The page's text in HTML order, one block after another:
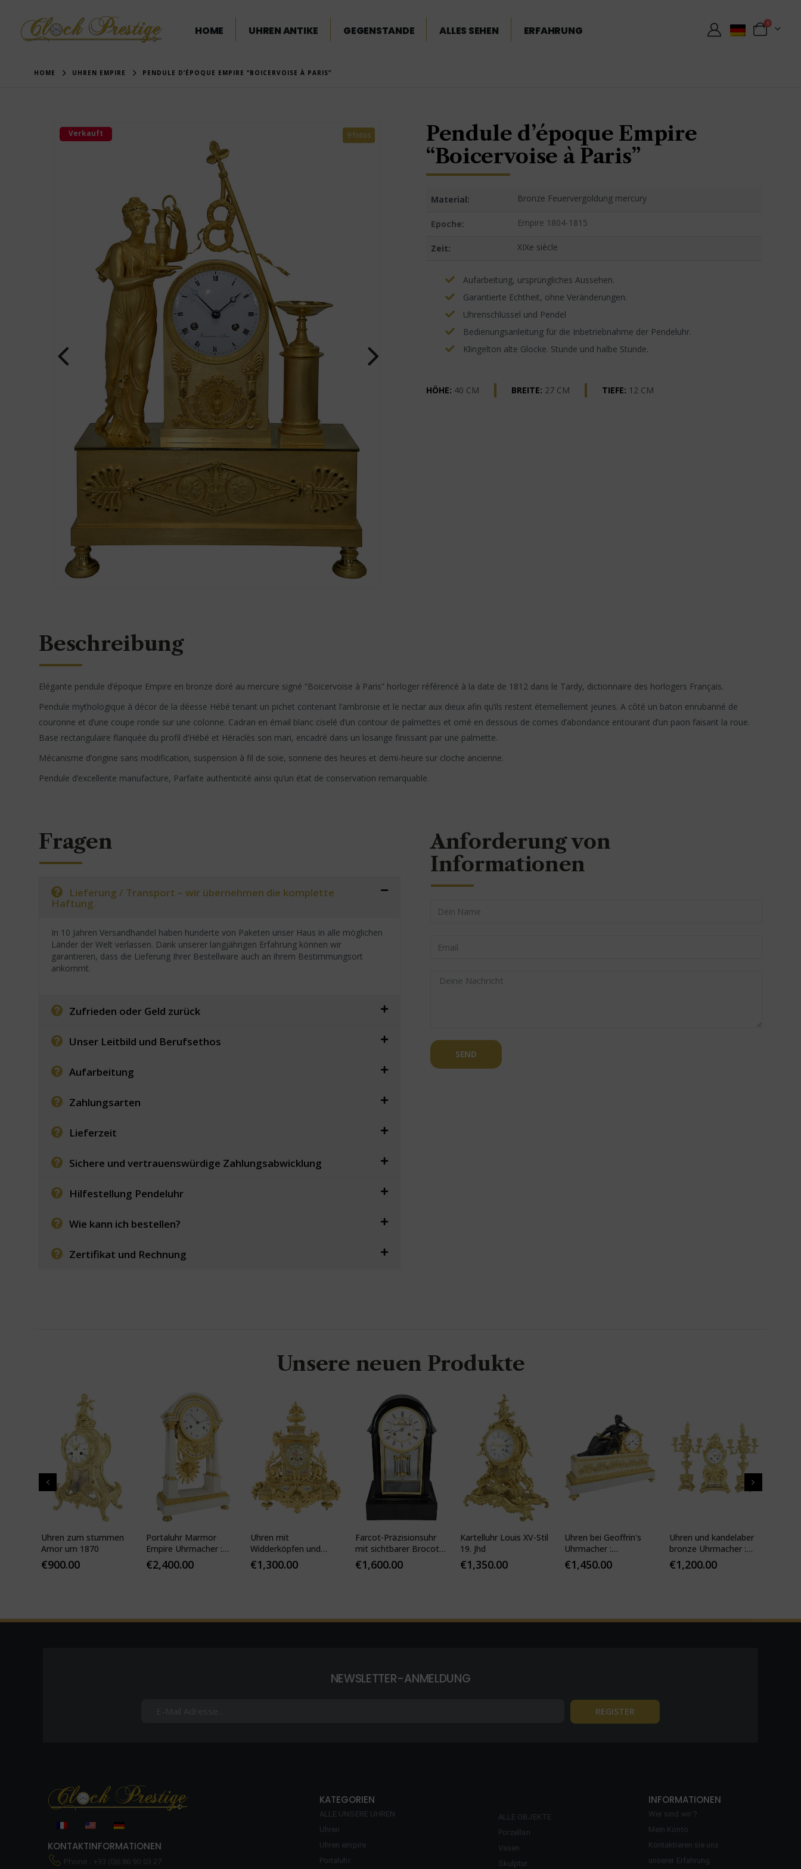
HOME UHREN ANTIKE GEGENSTANDE ALLES SEHEN ERFAHRUNG
0
HOME UHREN EMPIRE PENDULE D’ÉPOQUE EMPIRE “BOICERVOISE À PARIS”
9 fotos
Verkauft
Pendule d’époque Empire
“Boicervoise à Paris”
Material: Bronze Feuervergoldung mercury
Epoche: Empire 1804-1815
Zeit: XIXe siècle
Aufarbeitung, ursprüngliches Aussehen.
Garantierte Echtheit, ohne Veränderungen.
Uhrenschlüssel und Pendel
Bedienungsanleitung für die Inbetriebnahme der Pendeluhr.
Klingelton alte Glocke. Stunde und halbe Stunde.
HÖHE: 40 CM BREITE: 27 CM TIEFE: 12 CM
Beschreibung
Elégante pendule d’époque Empire en bronze doré au mercure signé “Boicervoise à Paris” horloger référencé à la date de 1812 dans le Tardy, dictionnaire des horlogers Français.
Pendule mythologique à décor de la déesse Hébé tenant un pichet contenant l’ambroisie et le nectar aux dieux afin qu’ils restent éternellement jeunes. A côté un baton enrubanné de
couronne et d’une coupe ronde sur une colonne. Cadran en émail blanc ciselé d’un contour de palmettes et orné en dessous de cornes d’abondance entourant d’un paon faisant la roue.
Base rectangulaire flanquée du profil d’Hébé et Héraclès son mari, encadré dans un losange finissant par une palmette.
Mécanisme d’origine sans modification, suspension à fil de soie, sonnerie des heures et demi-heure sur cloche ancienne.
Pendule d’excellente manufacture, Parfaite authenticité ainsi qu’un état de conservation remarquable.
Fragen
Lieferung / Transport – wir übernehmen die komplette
Haftung.
In 10 Jahren Versandhandel haben hunderte von Paketen unser Haus in alle möglichen
Länder der Welt verlassen. Dank unserer langjährigen Erfahrung können wir
garantieren, dass die Lieferung Ihrer Bestellware auch an ihrem Bestimmungsort
ankommt.
Zufrieden oder Geld zurück
Unser Leitbild und Berufsethos
Aufarbeitung
Zahlungsarten
Lieferzeit
Sichere und vertrauenswürdige Zahlungsabwicklung
Hilfestellung Pendeluhr
Wie kann ich bestellen?
Zertifikat und Rechnung
Anforderung von
Informationen
SEND
Unsere neuen Produkte
Uhren zum stummen
Amor um 1870
€900.00
Portaluhr Marmor
Empire Uhrmacher :
VEIBEL 1810
€2,400.00
Uhren mit
Widderköpfen und
Pariser Porzellan
€1,300.00
Farcot-Präzisionsuhr
mit sichtbarer Brocot-
Hemmung
€1,600.00
Kartelluhr Louis XV-Stil
19. Jhd
€1,350.00
Uhren bei Geoffrin's
Uhrmacher :
Desfontaines 1850
€1,450.00
Uhren und kandelaber
bronze Uhrmacher :
Mougin
€1,200.00
NEWSLETTER-ANMELDUNG
KONTAKTINFORMATIONEN
Phone : +33 (0)6 86 90 03 27
KATEGORIEN
ALLE UNSERE UHREN
Uhren
Uhren empire
Portaluhr
ALLE OBJEKTE
Porzellan
Vasen
Skulptur
INFORMATIONEN
Wer sind wir ?
Mein Konto
Kontaktieren sie uns
unserer Erfahrung